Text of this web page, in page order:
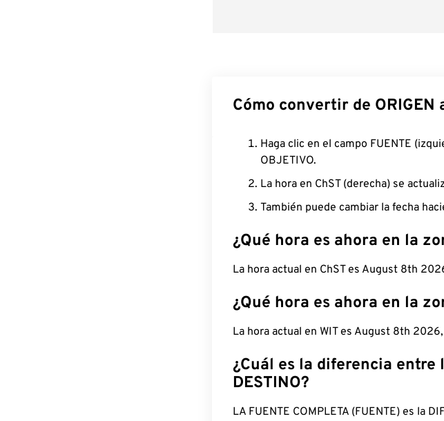
Cómo convertir de ORIGEN
Haga clic en el campo FUENTE
OBJETIVO.
La hora en ChST (derecha) se
También puede cambiar la fecha
¿Qué hora es ahora en la
La hora actual en ChST es August 8th
¿Qué hora es ahora en la
La hora actual en WIT es August 8th
¿Cuál es la diferencia entre
DESTINO?
LA FUENTE COMPLETA (FUENTE) es la